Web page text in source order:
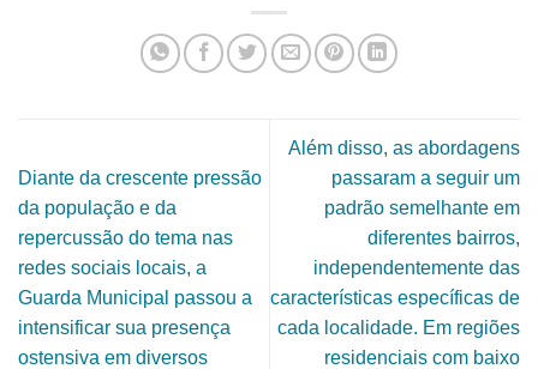
Diante da crescente pressão
da população e da
repercussão do tema nas
redes sociais locais, a
Guarda Municipal passou a
intensificar sua presença
ostensiva em diversos
Além disso, as abordagens
passaram a seguir um
padrão semelhante em
diferentes bairros,
independentemente das
características específicas de
cada localidade. Em regiões
residenciais com baixo